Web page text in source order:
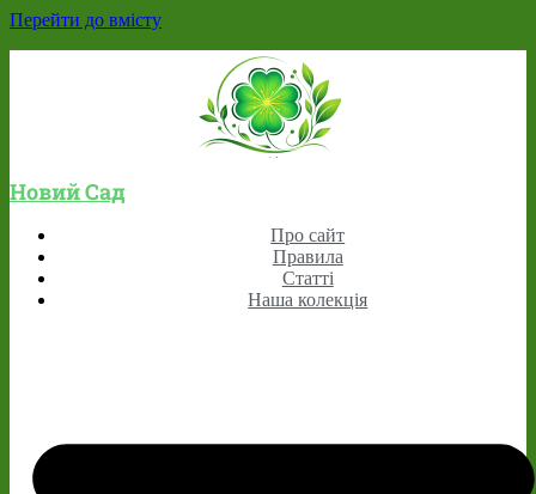
Перейти до вмісту
Новий Сад
Про сайт
Правила
Статті
Наша колекція